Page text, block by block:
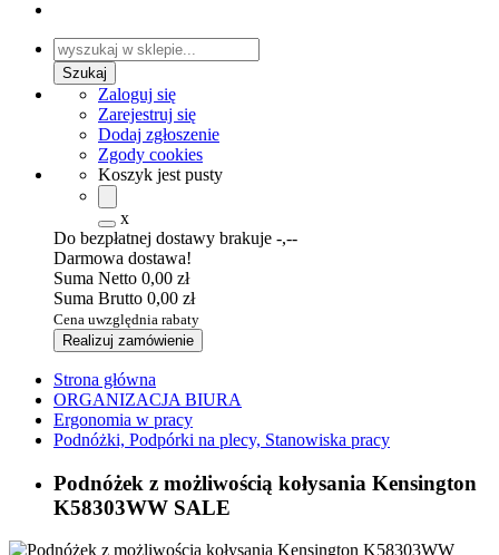
Zaloguj się
Zarejestruj się
Dodaj zgłoszenie
Zgody cookies
Koszyk jest pusty
x
Do bezpłatnej dostawy brakuje -,--
Darmowa dostawa!
Suma Netto 0,00 zł
Suma Brutto 0,00 zł
Cena uwzględnia rabaty
Realizuj zamówienie
Strona główna
ORGANIZACJA BIURA
Ergonomia w pracy
Podnóżki, Podpórki na plecy, Stanowiska pracy
Podnóżek z możliwością kołysania Kensington
K58303WW SALE